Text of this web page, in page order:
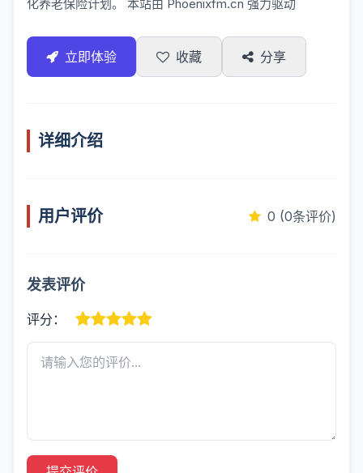
化养老保险计划。 本站由 Phoenixfm.cn 强力驱动
立即体验 收藏 分享
详细介绍
用户评价 0 (0条评价)
发表评价
评分：